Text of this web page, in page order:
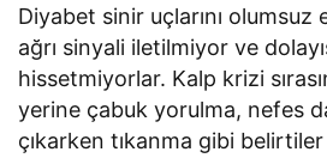
Diyabet sinir uçlarını
ağrı sinyali iletilmiyor ve
hissetmiyorlar. Kalp krizi
yerine çabuk yorulma, nefes
çıkarken tıkanma gibi